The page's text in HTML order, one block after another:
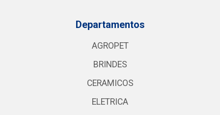
Departamentos
AGROPET
BRINDES
CERAMICOS
ELETRICA